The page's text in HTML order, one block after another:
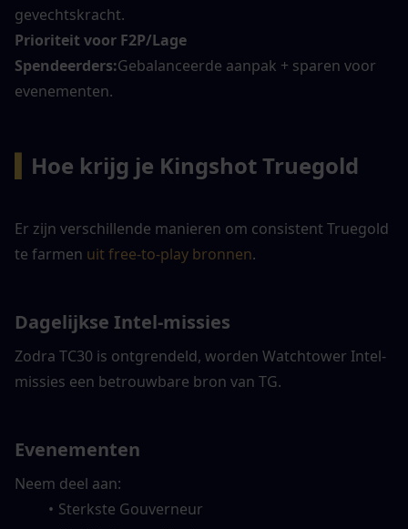
gevechtskracht.
Prioriteit voor F2P/Lage
Spendeerders:Gebalanceerde aanpak + sparen voor
evenementen.
Hoe krijg je Kingshot Truegold
Er zijn verschillende manieren om consistent Truegold
te farmen uit free-to-play bronnen.
Dagelijkse Intel-missies
Zodra TC30 is ontgrendeld, worden Watchtower Intel-
missies een betrouwbare bron van TG.
Evenementen
Neem deel aan:
Sterkste Gouverneur